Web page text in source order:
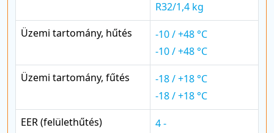
R32/1,4 kg
Üzemi tartomány, hűtés
-10 / +48 °C
-10 / +48 °C
Üzemi tartomány, fűtés
-18 / +18 °C
-18 / +18 °C
EER (felülethűtés)
4 -